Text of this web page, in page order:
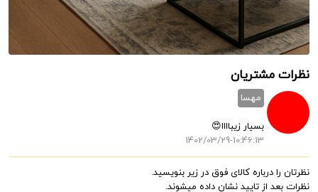
نظرات مشتریان
مهسا
بسیار زیباااا😍
1402/03/29-10:46:13
نظرتان را درباره کالای فوق در زیر بنویسید.
نظرات بعد از تایید نشان داده میشوند.